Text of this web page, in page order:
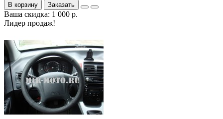
В корзину Заказать
Ваша скидка: 1 000 р.
Лидер продаж!